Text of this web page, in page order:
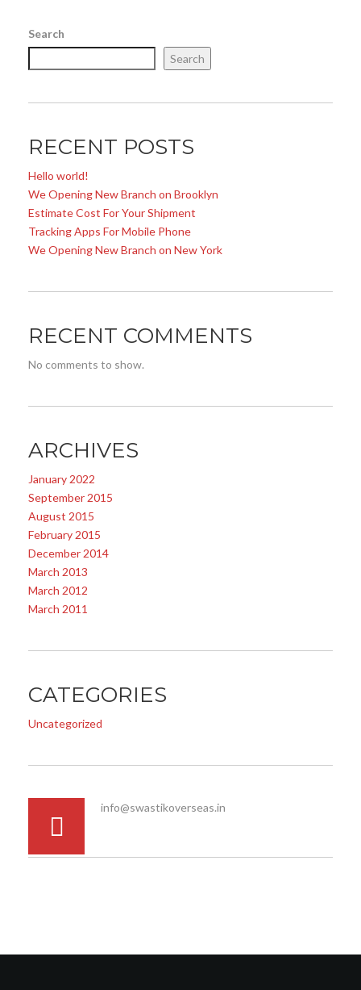
Search
Search
RECENT POSTS
Hello world!
We Opening New Branch on Brooklyn
Estimate Cost For Your Shipment
Tracking Apps For Mobile Phone
We Opening New Branch on New York
RECENT COMMENTS
No comments to show.
ARCHIVES
January 2022
September 2015
August 2015
February 2015
December 2014
March 2013
March 2012
March 2011
CATEGORIES
Uncategorized
info@swastikoverseas.in